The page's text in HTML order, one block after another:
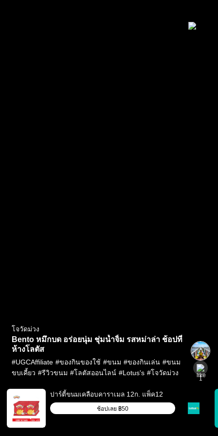
โจวัดม่วง
Bento หมึกบด อร่อยนุ่ม ชุ่มน้ำจิ้ม รสหม่าล่า ช้อปที่
ห้างโลตัส
#UGCAffiliate #ของกินของใช้ #ขนม #ของกินเล่น #ขนม
ขบเคี้ยว #รีวิวขนม #โลตัสออนไลน์ #Lotus's #โจวัดม่วง
ปาร์ตี้ขนมเคลือบคาราเมล 12ก. แพ็ค12
ช้อปเลย ฿50
1